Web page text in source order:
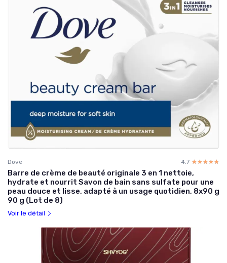
Dove 4.7 ☆☆☆☆☆
★★★★★
Barre de crème de beauté originale 3 en 1 nettoie,
hydrate et nourrit Savon de bain sans sulfate pour une
peau douce et lisse, adapté à un usage quotidien, 8x90 g
90 g (Lot de 8)
Voir le détail